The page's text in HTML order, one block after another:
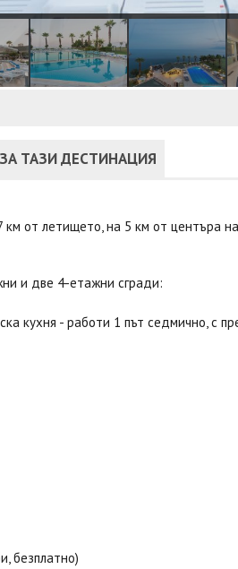
ТАЗИ ДЕСТИНАЦИЯ
от летището, на 5 км от центъра
и две 4-етажни сгради:
кухня - работи 1 път седмично, с
безплатно)